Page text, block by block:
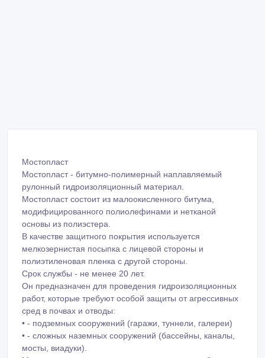
рулонный гидроизоляционный материал.
Мостопласт состоит из малоокисленного битума,
модифицированного полиолефинами и нетканой
основы из полиэстера.
В качестве защитного покрытия используется
мелкозернистая посыпка с лицевой стороны и
полиэтиленовая пленка с другой стороны.
Срок службы - не менее 20 лет.
Он предназначен для проведения гидроизоляционных
работ, которые требуют особой защиты от агрессивных
сред в почвах и отводы:
• - подземных сооружений (гаражи, туннели, галереи)
• - сложных наземных сооружений (бассейны, каналы,
мосты, виадуки).
Мостопласт - долговечен, водонепроницаем, обладает
высокой прочностью и уникальной теплостойкостью (на